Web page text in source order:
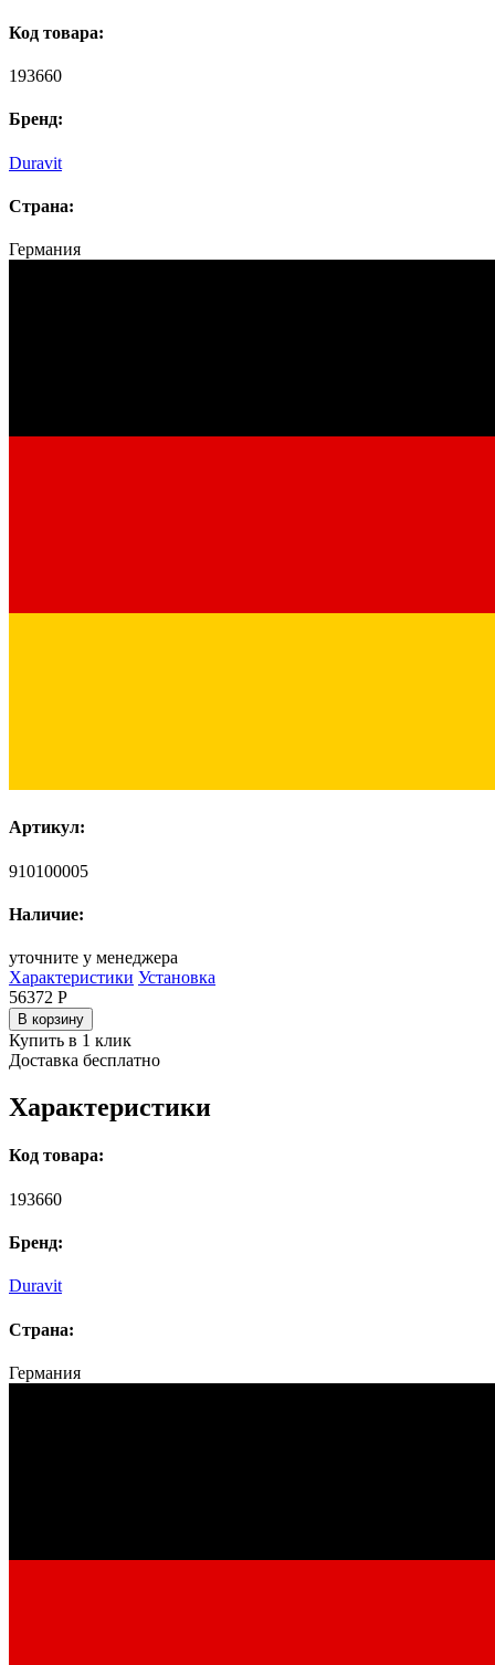
Код товара:
193660
Бренд:
Duravit
Страна:
Германия
Артикул:
910100005
Наличие:
уточните у менеджера
Характеристики Установка
56372 Р
В корзину
Купить в 1 клик
Доставка бесплатно
Характеристики
Код товара:
193660
Бренд:
Duravit
Страна:
Германия